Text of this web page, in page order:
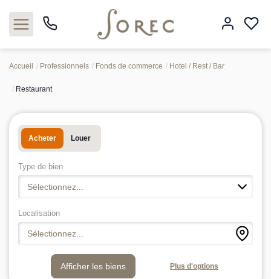
Louer
Estimer
Neuf
Gestion
Syndic
Accueil Professionnels Fonds de commerce Hotel / Rest / Bar
Restaurant
Acheter Louer
Type de bien
Sélectionnez...
Localisation
Sélectionnez...
Plus d'options